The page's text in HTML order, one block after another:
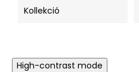
Kollekció
High-contrast mode